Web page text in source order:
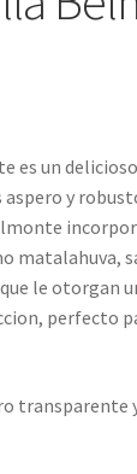
es un
y
matalahuva,
le otorgan
perfecto
transparente